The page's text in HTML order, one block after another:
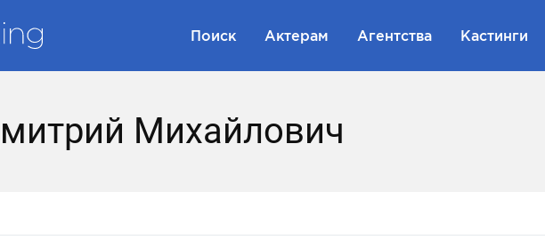
Поиск Актерам Агентства Кастинги
Михайлович